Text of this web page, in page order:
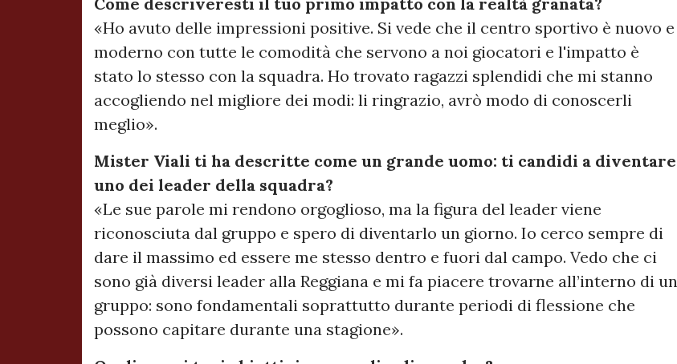
«Ho avuto delle impressioni positive. Si vede che il centro sportivo è nuovo e
moderno con tutte le comodità che servono a noi giocatori e l'impatto è
stato lo stesso con la squadra. Ho trovato ragazzi splendidi che mi stanno
accogliendo nel migliore dei modi: li ringrazio, avrò modo di conoscerli
meglio».
Mister Viali ti ha descritte come un grande uomo: ti candidi a diventare
uno dei leader della squadra?
«Le sue parole mi rendono orgoglioso, ma la figura del leader viene
riconosciuta dal gruppo e spero di diventarlo un giorno. Io cerco sempre di
dare il massimo ed essere me stesso dentro e fuori dal campo. Vedo che ci
sono già diversi leader alla Reggiana e mi fa piacere trovarne all’interno di un
gruppo: sono fondamentali soprattutto durante periodi di flessione che
possono capitare durante una stagione».